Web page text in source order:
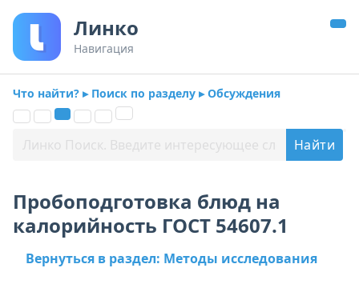
Линко
Навигация
Что найти? ▸ Поиск по разделу ▸ Обсуждения
Пробоподготовка блюд на
калорийность ГОСТ 54607.1
Вернуться в раздел: Методы исследования